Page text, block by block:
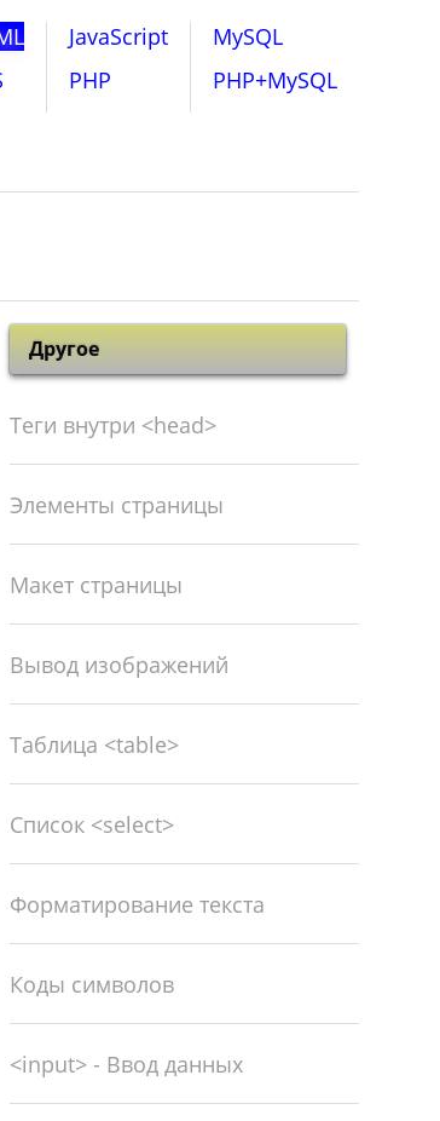
JavaScript
PHP
MySQL
PHP+MySQL
Другое
Теги внутри <head>
Элементы страницы
Макет страницы
Вывод изображений
Таблица <table>
Список <select>
Форматирование текста
Коды символов
<input> - Ввод данных